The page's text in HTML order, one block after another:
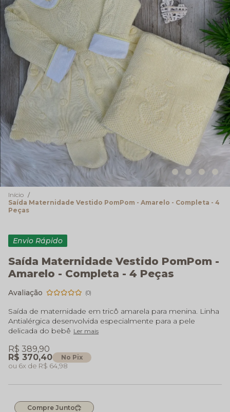
Início
Saída Maternidade Vestido PomPom - Amarelo - Completa - 4
Peças
Envio Rápido
Saída Maternidade Vestido PomPom -
Amarelo - Completa - 4 Peças
(0)
Saída de maternidade em tricô amarela para menina. Linha
Antialérgica desenvolvida especialmente para a pele
delicada do bebê Ler mais
R$ 370,40 No Pix
R$ 389,90
6x R$ 64,98
Compre Junto